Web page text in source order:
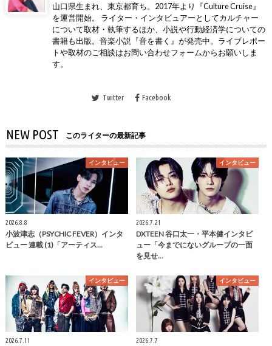
山口県生まれ、東京都育ち。2017年より『Culture Cruise』
を運営開始。 ライター・インタビュアーとしてカルチャー
について取材・執筆するほか、小説や行動経済学についての
書籍も出版。音楽小説『音を書く』が発売中。ライブレポー
トや取材のご相談はお問い合わせフォームからお願いしま
す。
Twitter Facebook
NEW POST このライターの最新記事
インタビュー
2026.8.8
小波津志（PSYCHIC FEVER）インタ
ビュー 連載 (1)「アーティス…
インタビュー
2026.7.21
DXTEEN 谷口太一・平本健インタビ
ュー「今までにないグループの一面
を見せ…
インタビュー
2026.7.11
インタビュー
2026.7.7